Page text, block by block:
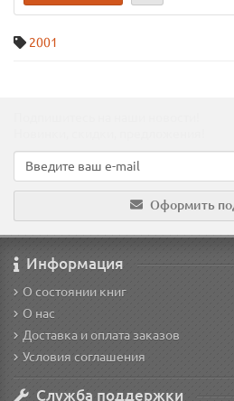
2001
Оформить
Информация
О состоянии книг
О нас
Доставка и оплата заказов
Условия соглашения
Служба поддержки